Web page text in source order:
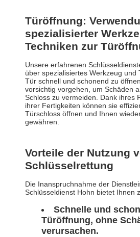
Türöffnung:
spezialisierter
Techniken zur
Unsere erfahrenen
über spezialisiertes Werkzeug und
Tür schnell und schonend zu
vorsichtig vorgehen, um Schäden
Schloss zu vermeiden. Dank ihres
ihrer Fertigkeiten können sie
Türschloss öffnen und Ihnen
gewähren.
Vorteile der Nutzung
Schlüsselrettung
Die Inanspruchnahme der
Schlüsseldienst Hohn bietet Ihnen
Schnelle und
Türöffnung, ohne
verursachen.